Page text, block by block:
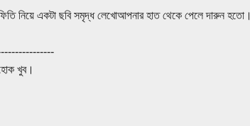
নিয়ে একটা ছবি সমৃদ্ধ লেখােআপনার হাত থেকে পেলে দারুন হতো।
খুব।